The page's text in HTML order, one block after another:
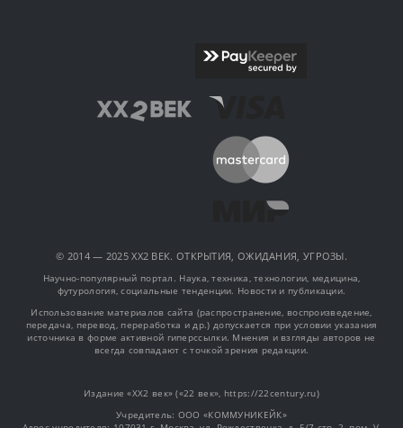
© 2014 — 2025 XX2 ВЕК. ОТКРЫТИЯ, ОЖИДАНИЯ, УГРОЗЫ.
Научно-популярный портал. Наука, техника, технологии, медицина,
футурология, социальные тенденции. Новости и публикации.
Использование материалов сайта (распространение, воспроизведение,
передача, перевод, переработка и др.) допускается при условии указания
источника в форме активной гиперссылки. Мнения и взгляды авторов не
всегда совпадают с точкой зрения редакции.
Издание «XX2 век» («22 век», https://22century.ru)
Учредитель: OOO «КОММУНИКЕЙК»